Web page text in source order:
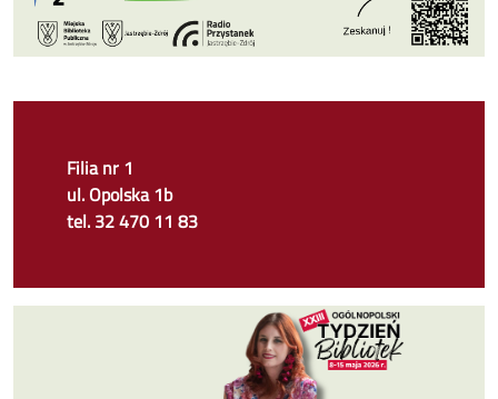
Filia nr 1
ul. Opolska 1b
tel. 32 470 11 83